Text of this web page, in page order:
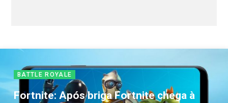
BATTLE ROYALE
Fortnite: Após briga Fortnite chega à